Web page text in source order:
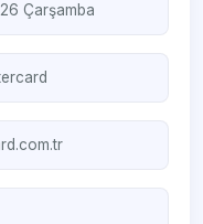
Çarşamba